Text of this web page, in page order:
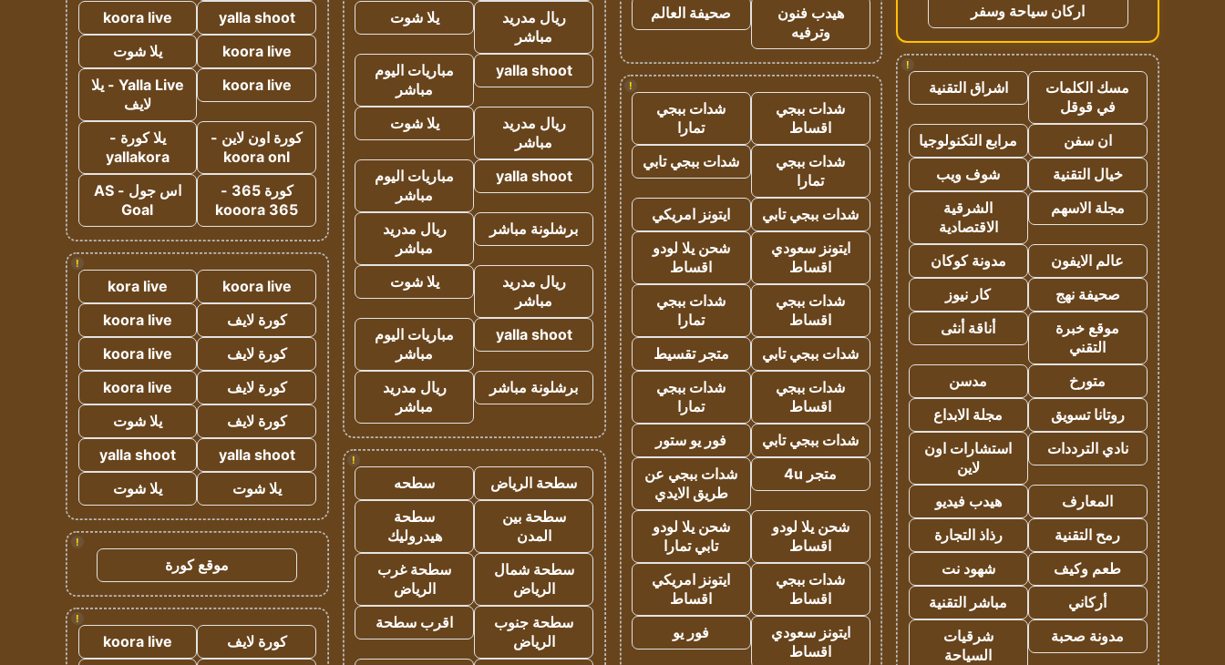
اركان سياحة وسفر
!
مسك الكلمات
في قوقل
اشراق التقنية
ان سفن
مرابع التكنولوجيا
خيال التقنية
شوف ويب
مجلة الاسهم
الشرقية
الاقتصادية
عالم الايفون
مدونة كوكان
صحيفة نهج
كار نيوز
موقع خبرة
التقني
أناقة أنثى
متورخ
مدسن
روتانا تسويق
مجلة الابداع
نادي الترددات
استشارات اون
لاين
المعارف
هيدب فيديو
رمح التقنية
رذاذ التجارة
طعم وكيف
شهود نت
أركاني
مباشر التقنية
مدونة صحبة
شرقيات
السياحة
هيدب فنون
وترفيه
صحيفة العالم
!
شدات ببجي
اقساط
شدات ببجي
تمارا
شدات ببجي
تمارا
شدات ببجي تابي
شدات ببجي تابي
ايتونز امريكي
ايتونز سعودي
اقساط
شحن يلا لودو
اقساط
شدات ببجي
اقساط
شدات ببجي
تمارا
شدات ببجي تابي
متجر تقسيط
شدات ببجي
اقساط
شدات ببجي
تمارا
شدات ببجي تابي
فور يو ستور
متجر 4u
شدات ببجي عن
طريق الايدي
شحن يلا لودو
اقساط
شحن يلا لودو
تابي تمارا
شدات ببجي
اقساط
ايتونز امريكي
اقساط
ايتونز سعودي
اقساط
فور يو
ريال مدريد
مباشر
يلا شوت
yalla shoot
مباريات اليوم
مباشر
ريال مدريد
مباشر
يلا شوت
yalla shoot
مباريات اليوم
مباشر
برشلونة مباشر
ريال مدريد
مباشر
ريال مدريد
مباشر
يلا شوت
yalla shoot
مباريات اليوم
مباشر
برشلونة مباشر
ريال مدريد
مباشر
!
سطحة الرياض
سطحه
سطحة بين
المدن
سطحة
هيدروليك
سطحة شمال
الرياض
سطحة غرب
الرياض
سطحة جنوب
الرياض
اقرب سطحة
yalla shoot
koora live
koora live
يلا شوت
koora live
Yalla Live - يلا
لايف
كورة اون لاين -
koora onl
يلا كورة -
yallakora
كورة 365 -
kooora 365
اس جول - AS
Goal
!
koora live
kora live
كورة لايف
koora live
كورة لايف
koora live
كورة لايف
koora live
كورة لايف
يلا شوت
yalla shoot
yalla shoot
يلا شوت
يلا شوت
!
موقع كورة
!
كورة لايف
koora live